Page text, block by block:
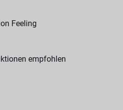
Feeling
empfohlen